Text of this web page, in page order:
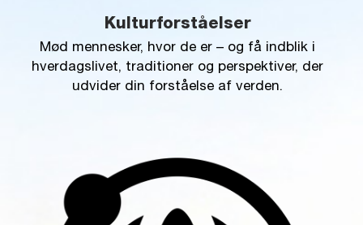
Kulturforståelser
Mød mennesker, hvor de er – og få indblik i
hverdagslivet, traditioner og perspektiver, der
udvider din forståelse af verden.